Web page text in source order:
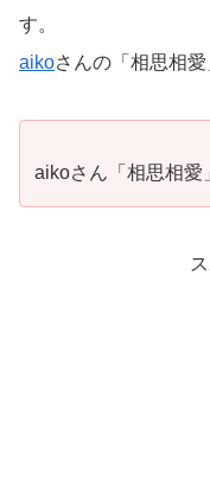
す。
aikoさんの「相思相愛
aikoさん「相思相愛